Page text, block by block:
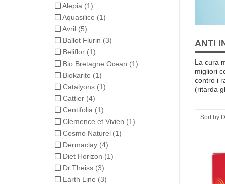
ANTI
La cura
migliori
contro i
(ritarda
Sort by
Alepia (1)
Aquasilice (1)
Avril (5)
Ballot Flurin (3)
Beliflor (1)
Bio Bretagne Ocean (1)
Biokarite (1)
Catalyons (1)
Cattier (4)
Centifolia (1)
Clemence et Vivien (1)
Cosmo Naturel (1)
Dermaclay (4)
Diet Horizon (1)
Dr.Theiss (3)
Earth Line (3)